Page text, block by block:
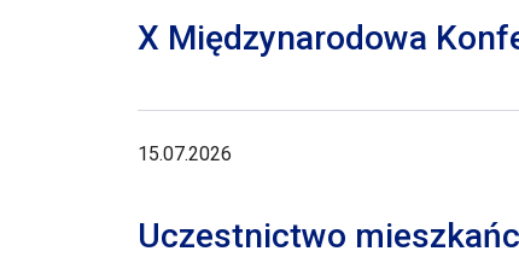
X Międzynarodowa
15.07.2026
Uczestnictwo